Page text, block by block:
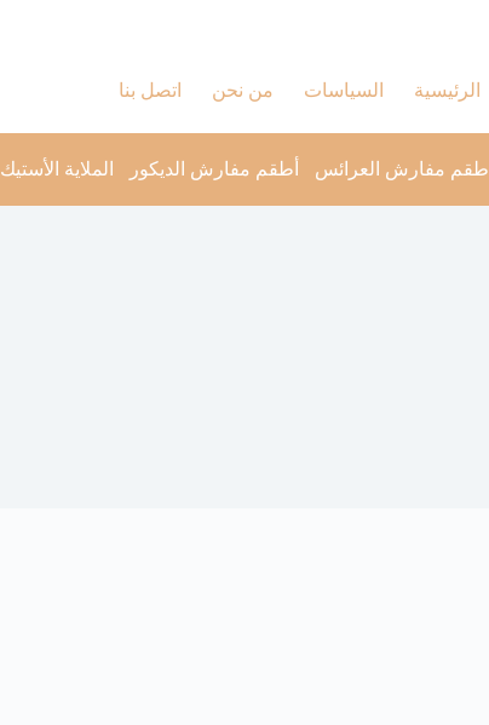
الرئيسية
السياسات من نحن اتصل بنا
أطقم مفارش العرائس أطقم مفارش الديكور الملاية الأستيك